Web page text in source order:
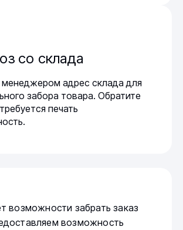
со склада
менеджером адрес склада для
забора товара. Обратите
печать
возможности забрать заказ
возможность